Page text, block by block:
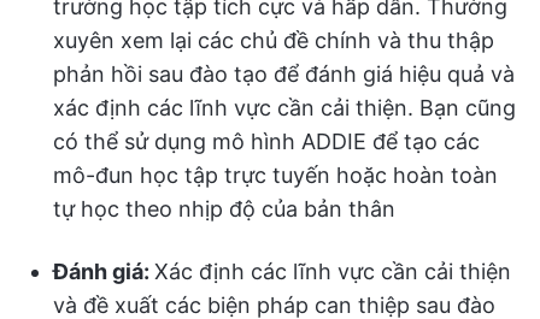
trường học tập tích cực và hấp dẫn. Thường
xuyên xem lại các chủ đề chính và thu thập
phản hồi sau đào tạo để đánh giá hiệu quả và
xác định các lĩnh vực cần cải thiện. Bạn cũng
có thể sử dụng mô hình ADDIE để tạo các
mô-đun học tập trực tuyến hoặc hoàn toàn
tự học theo nhịp độ của bản thân
Đánh giá: Xác định các lĩnh vực cần cải thiện
và đề xuất các biện pháp can thiệp sau đào